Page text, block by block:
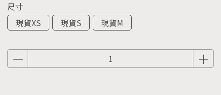
尺寸
現貨XS
現貨S 現貨M